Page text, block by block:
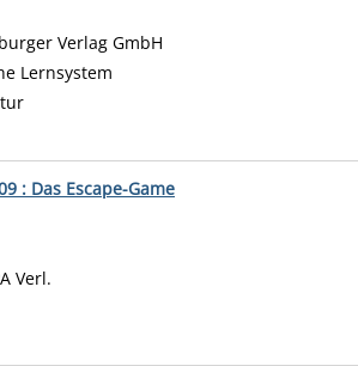
Verlag GmbH
Lernsystem
: Das Escape-Game
Verl.